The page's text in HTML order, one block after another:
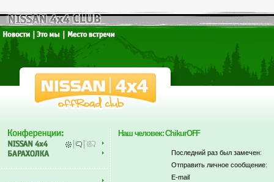
Наш человек: ChikurOFF
Последний раз был замечен:
Отправить личное сообщение:
E-mail